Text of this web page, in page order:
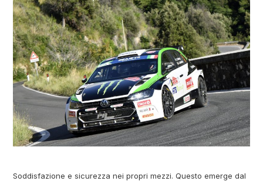
Soddisfazione e sicurezza nei propri mezzi. Questo emerge dal